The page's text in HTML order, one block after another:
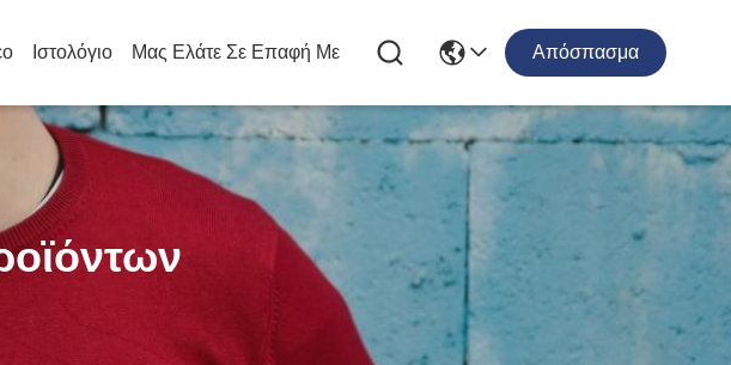
Ιστολόγιο Μας Ελάτε Σε Επαφή Με Απόσπασμα